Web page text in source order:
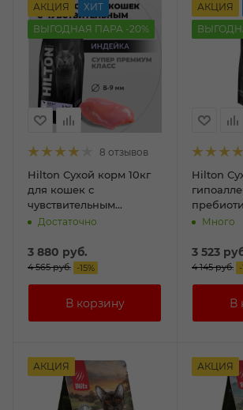
АКЦИЯ
ХИТ
ВЫГОДНАЯ ПАРА -20%
8 отзывов
Hilton Сухой корм 10кг
для кошек с
чувствительным
пищеварением с
Достаточно
3 880 руб.
4 565руб. -15%
АКЦИЯ
Hilton
собак
Много
3 523
4 145руб. -
АКЦИЯ АКЦИЯ